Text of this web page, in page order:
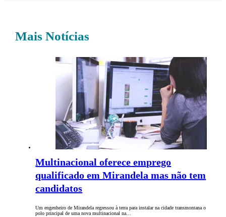
Mais Notícias
Multinacional oferece emprego
qualificado em Mirandela mas não tem
candidatos
Um engenheiro de Mirandela regressou à terra para instalar na cidade transmontana o
polo principal de uma nova multinacional na…